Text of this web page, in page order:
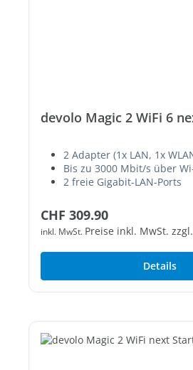
devolo Magic 2 WiFi 6
2 Adapter (1x LAN, 1x
Bis zu 3000 Mbit/s über
2 freie Gigabit-LAN-Ports
Regulärer Preis:
CHF 309.90
inkl. MwSt. Preise inkl. MwSt.
Details